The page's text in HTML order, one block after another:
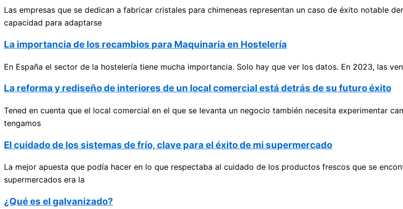
Las empresas que se dedican a fabricar cristales para chimeneas representan un caso de éxito notable
capacidad para adaptarse
La importancia de los recambios para Maquinaria en Hostelería
En España el sector de la hostelería tiene mucha importancia. Solo hay que ver los datos. En 2023, las
La reforma y rediseño de interiores de un local comercial está detrás de su futuro éxito
Tened en cuenta que el local comercial en el que se levanta un negocio también necesita experimentar
tengamos
El cuidado de los sistemas de frío, clave para el éxito de mi supermercado
La mejor apuesta que podía hacer en lo que respectaba al cuidado de los productos frescos que se
supermercados era la
¿Qué es el galvanizado?